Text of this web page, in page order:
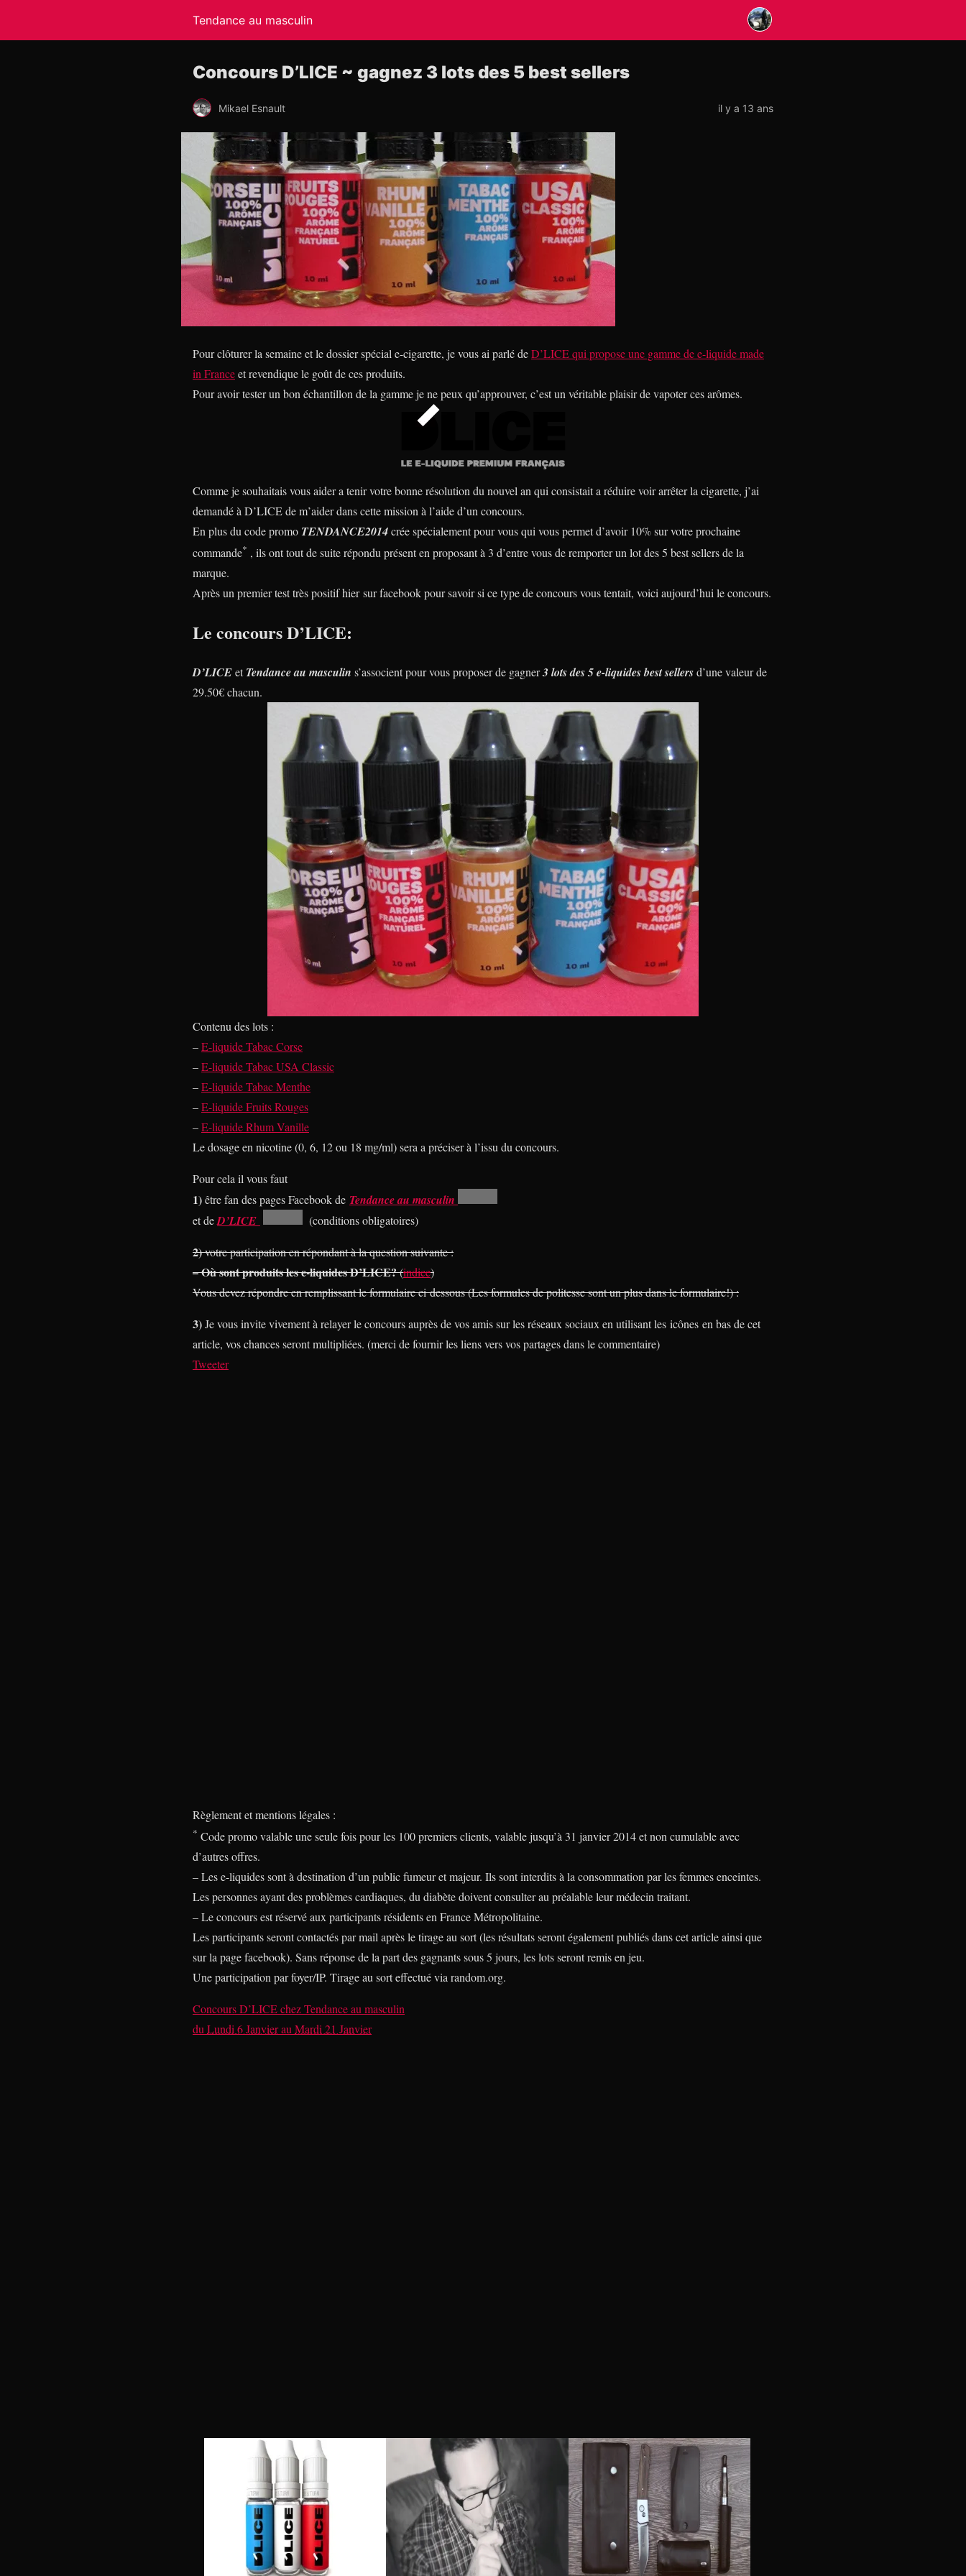
Tendance au masculin
Concours D’LICE ~ gagnez 3 lots des 5 best sellers
Mikael Esnault il y a 13 ans
Pour clôturer la semaine et le dossier spécial e-cigarette, je vous ai parlé deD’LICE qui propose une gamme de e-liquide made
in Franceet revendique le goût de ces produits.
Pour avoir tester un bon échantillon de la gamme je ne peux qu’approuver, c’est un véritable plaisir de vapoter ces arômes.
Comme je souhaitais vous aider a tenir votre bonne résolution du nouvel an qui consistait a réduire voir arrêter la cigarette, j’ai
demandé à D’LICE de m’aider dans cette mission à l’aide d’un concours.
En plus du code promo TENDANCE2014crée spécialement pour vous qui vous permet d’avoir 10% sur votre prochaine
commande* , ils ont tout de suite répondu présent en proposant à 3 d’entre vous de remporter un lot des 5 best sellers de la
marque.
Après un premier test très positif hier sur facebook pour savoir si ce type de concours vous tentait, voici aujourd’hui le concours.
Le concours D’LICE:
D’LICEetTendance au masculin s’associent pour vous proposer de gagner3 lots des 5 e-liquides best sellersd’une valeur de
29.50€ chacun.
Contenu des lots :
–E-liquide Tabac Corse
–E-liquide Tabac USA Classic
–E-liquide Tabac Menthe
–E-liquide Fruits Rouges
–E-liquide Rhum Vanille
Le dosage en nicotine (0, 6, 12 ou 18 mg/ml) sera a préciser à l’issu du concours.
Pour cela il vous faut
1)être fan des pages Facebook de Tendance au masculin
et deD’LICE (conditions obligatoires)
2)votre participation en répondant à la question suivante :
– Où sont produits les e-liquides D’LICE?(indice)
Vous devez répondre en remplissant le formulaire ci dessous (Les formules de politesse sont un plus dans le formulaire!) :
3)Je vous invite vivement à relayer le concours auprès de vos amis sur les réseaux sociaux en utilisant les icônes en bas de cet
article, vos chances seront multipliées. (merci de fournir les liens vers vos partages dans le commentaire)
Tweeter
Règlement et mentions légales :
* Code promo valable une seule fois pour les 100 premiers clients, valable jusqu’à 31 janvier 2014 et non cumulable avec
d’autres offres.
– Les e-liquides sont à destination d’un public fumeur et majeur. Ils sont interdits à la consommation par les femmes enceintes.
Les personnes ayant des problèmes cardiaques, du diabète doivent consulter au préalable leur médecin traitant.
– Le concours est réservé aux participants résidents en France Métropolitaine.
Les participants seront contactés par mail après le tirage au sort (les résultats seront également publiés dans cet article ainsi que
sur la page facebook). Sans réponse de la part des gagnants sous 5 jours, les lots seront remis en jeu.
Une participation par foyer/IP. Tirage au sort effectué via random.org.
Concours D’LICEchezTendance au masculin
du Lundi 6 Janvierau Mardi 21 Janvier